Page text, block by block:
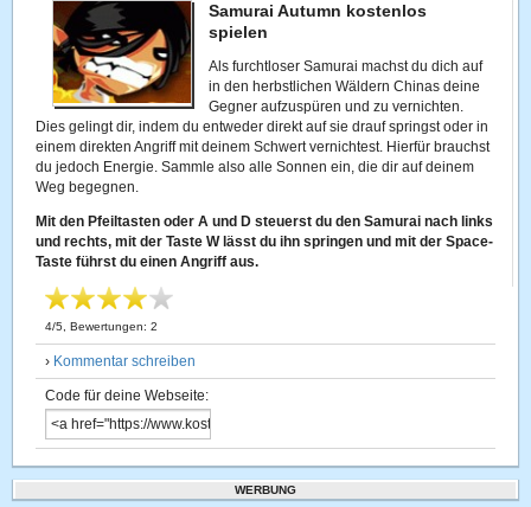
Samurai Autumn kostenlos
spielen
Als furchtloser Samurai machst du dich auf
in den herbstlichen Wäldern Chinas deine
Gegner aufzuspüren und zu vernichten.
Dies gelingt dir, indem du entweder direkt auf sie drauf springst oder in
einem direkten Angriff mit deinem Schwert vernichtest. Hierfür brauchst
du jedoch Energie. Sammle also alle Sonnen ein, die dir auf deinem
Weg begegnen.
Mit den Pfeiltasten oder A und D steuerst du den Samurai nach links
und rechts, mit der Taste W lässt du ihn springen und mit der Space-
Taste führst du einen Angriff aus.
4/5 , Bewertungen:2
› Kommentar schreiben
Code für deine Webseite:
WERBUNG